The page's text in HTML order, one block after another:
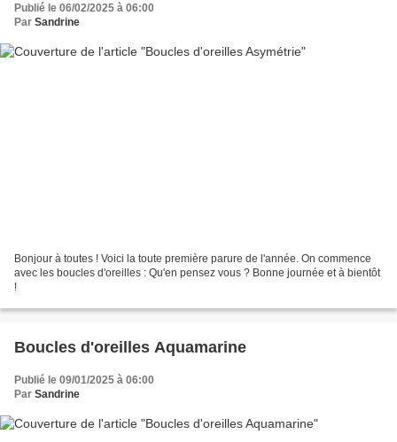
Publié le 06/02/2025 à 06:00
Par Sandrine
Bonjour à toutes ! Voici la toute première parure de l'année. On commence
avec les boucles d'oreilles : Qu'en pensez vous ? Bonne journée et à bientôt
!
Boucles d'oreilles Aquamarine
Publié le 09/01/2025 à 06:00
Par Sandrine